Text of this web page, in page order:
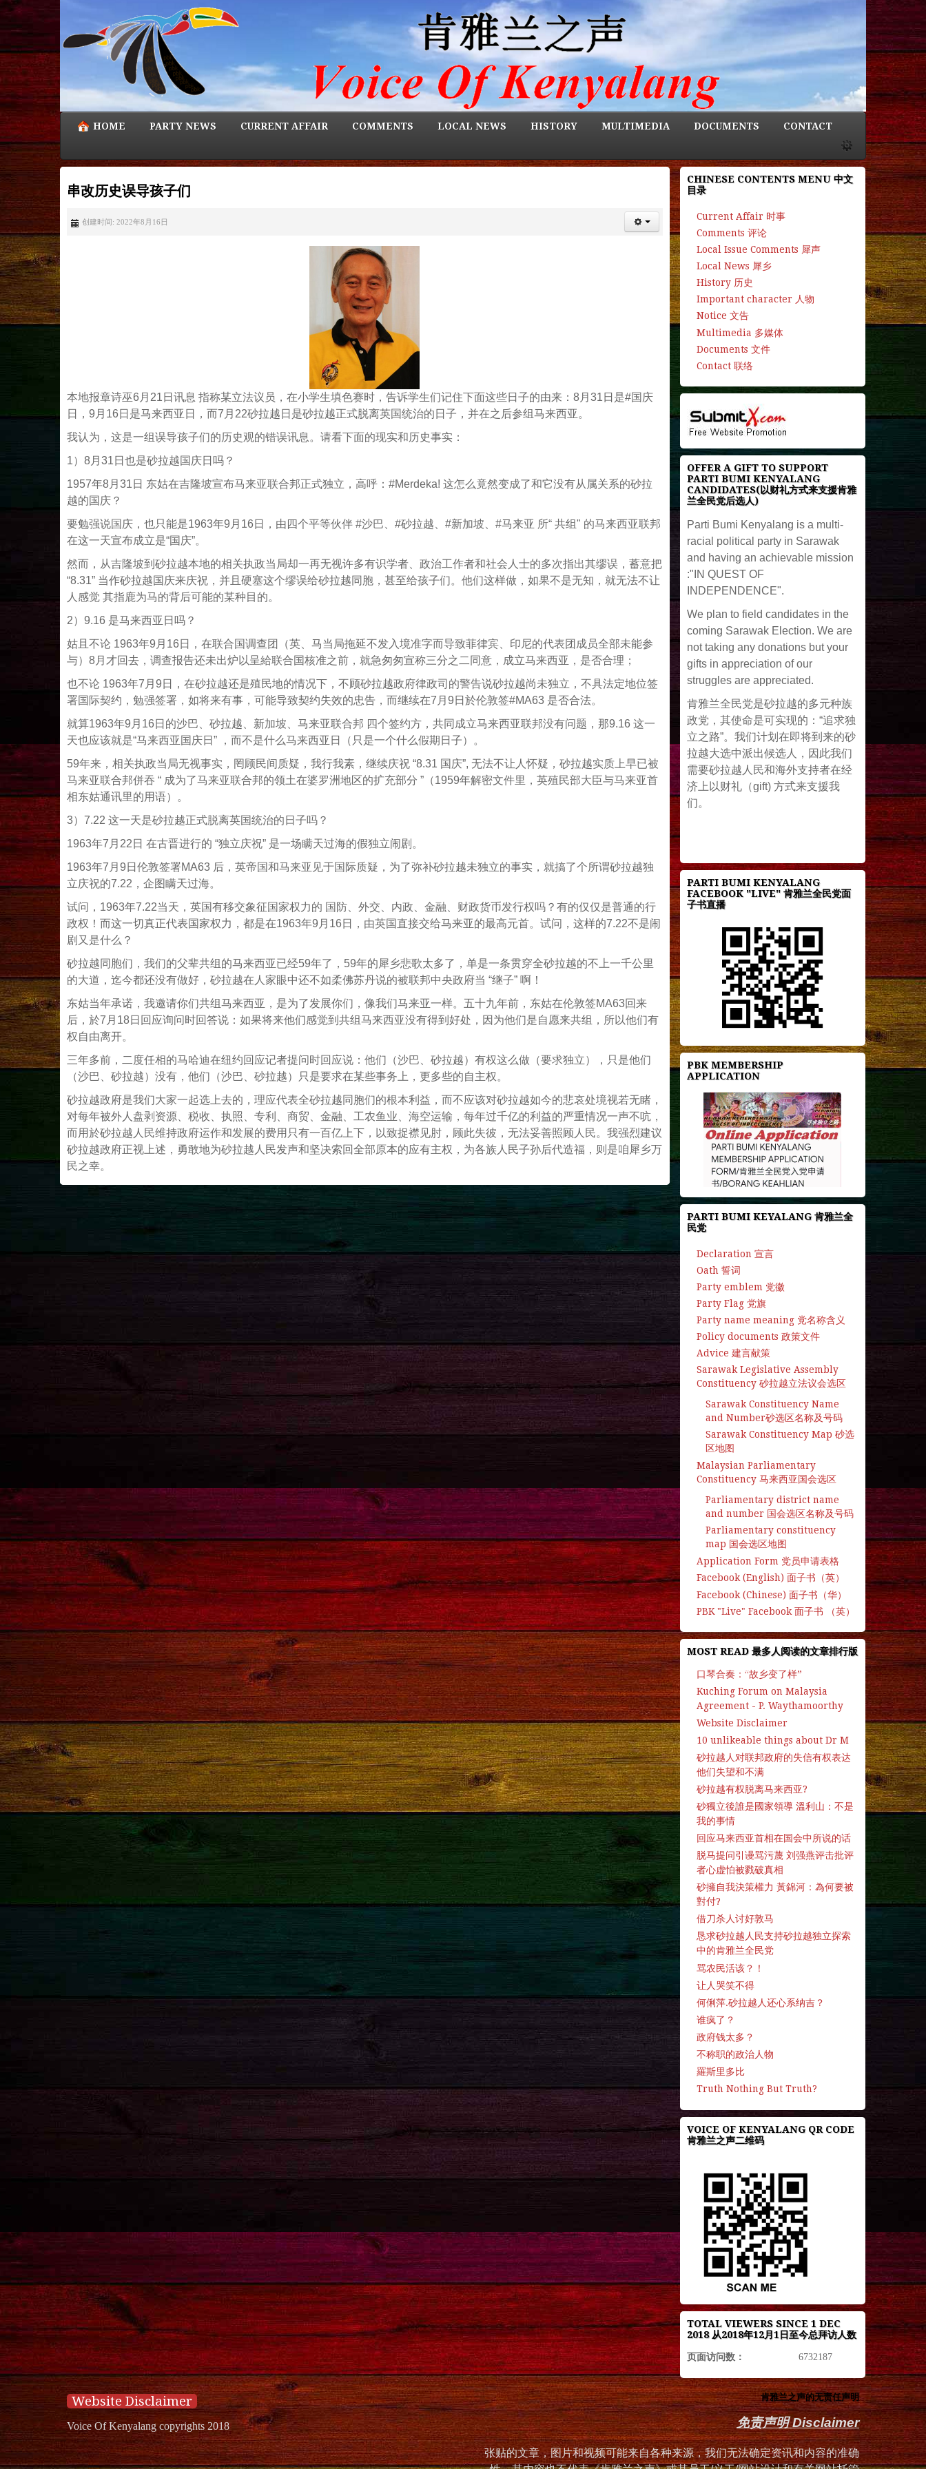
HOME PARTY NEWS CURRENT AFFAIR COMMENTS LOCAL NEWS HISTORY MULTIMEDIA DOCUMENTS CONTACT
串改历史误导孩子们
创建时间: 2022年8月16日
本地报章诗巫6月21日讯息 指称某立法议员，在小学生填色赛时，告诉学生们记住下面这些日子的由来：8月31日是#国庆
日，9月16日是马来西亚日，而7月22砂拉越日是砂拉越正式脱离英国统治的日子，并在之后参组马来西亚。
我认为，这是一组误导孩子们的历史观的错误讯息。请看下面的现实和历史事实：
1）8月31日也是砂拉越国庆日吗？
1957年8月31日 东姑在吉隆坡宣布马来亚联合邦正式独立，高呼：#Merdeka! 这怎么竟然变成了和它没有从属关系的砂拉
越的国庆？
要勉强说国庆，也只能是1963年9月16日，由四个平等伙伴 #沙巴、#砂拉越、#新加坡、#马来亚 所“ 共组" 的马来西亚联邦
在这一天宣布成立是“国庆”。
然而，从吉隆坡到砂拉越本地的相关执政当局却一再无视许多有识学者、政治工作者和社会人士的多次指出其缪误，蓄意把
“8.31” 当作砂拉越国庆来庆祝，并且硬塞这个缪误给砂拉越同胞，甚至给孩子们。他们这样做，如果不是无知，就无法不让
人感觉 其指鹿为马的背后可能的某种目的。
2）9.16 是马来西亚日吗？
姑且不论 1963年9月16日，在联合国调查团（英、马当局拖延不发入境准字而导致菲律宾、印尼的代表团成员全部未能参
与）8月才回去，调查报告还未出炉以呈給联合国核准之前，就急匆匆宣称三分之二同意，成立马来西亚，是否合理；
也不论 1963年7月9日，在砂拉越还是殖民地的情况下，不顾砂拉越政府律政司的警告说砂拉越尚未独立，不具法定地位签
署国际契约，勉强签署，如将来有事，可能导致契约失效的忠告，而继续在7月9日於伦敦签#MA63 是否合法。
就算1963年9月16日的沙巴、砂拉越、新加坡、马来亚联合邦 四个签约方，共同成立马来西亚联邦没有问题，那9.16 这一
天也应该就是“马来西亚国庆日” ，而不是什么马来西亚日（只是一个什么假期日子）。
59年来，相关执政当局无视事实，罔顾民间质疑，我行我素，继续庆祝 “8.31 国庆”, 无法不让人怀疑，砂拉越实质上早已被
马来亚联合邦併吞 “ 成为了马来亚联合邦的领土在婆罗洲地区的扩充部分 ”（1959年解密文件里，英殖民部大臣与马来亚首
相东姑通讯里的用语）。
3）7.22 这一天是砂拉越正式脱离英国统治的日子吗？
1963年7月22日 在古晋进行的 “独立庆祝” 是一场瞒天过海的假独立闹剧。
1963年7月9日伦敦签署MA63 后，英帝国和马来亚见于国际质疑，为了弥补砂拉越未独立的事实，就搞了个所谓砂拉越独
立庆祝的7.22，企图瞒天过海。
试问，1963年7.22当天，英国有移交象征国家权力的 国防、外交、内政、金融、财政货币发行权吗？有的仅仅是普通的行
政权！而这一切真正代表国家权力，都是在1963年9月16日，由英国直接交给马来亚的最高元首。试问，这样的7.22不是闹
剧又是什么？
砂拉越同胞们，我们的父辈共组的马来西亚已经59年了，59年的犀乡悲歌太多了，单是一条贯穿全砂拉越的不上一千公里
的大道，迄今都还没有做好，砂拉越在人家眼中还不如柔佛苏丹说的被联邦中央政府当 “继子” 啊！
东姑当年承诺，我邀请你们共组马来西亚，是为了发展你们，像我们马来亚一样。五十九年前，东姑在伦敦签MA63回来
后，於7月18日回应询问时回答说：如果将来他们感觉到共组马来西亚没有得到好处，因为他们是自愿来共组，所以他们有
权自由离开。
三年多前，二度任相的马哈迪在纽约回应记者提问时回应说：他们（沙巴、砂拉越）有权这么做（要求独立），只是他们
（沙巴、砂拉越）没有，他们（沙巴、砂拉越）只是要求在某些事务上，更多些的自主权。
砂拉越政府是我们大家一起选上去的，理应代表全砂拉越同胞们的根本利益，而不应该对砂拉越如今的悲哀处境视若无睹，
对每年被外人盘剥资源、税收、执照、专利、商贸、金融、工农鱼业、海空运输，每年过千亿的利益的严重情况一声不吭，
而用於砂拉越人民维持政府运作和发展的费用只有一百亿上下，以致捉襟见肘，顾此失彼，无法妥善照顾人民。我强烈建议
砂拉越政府正视上述，勇敢地为砂拉越人民发声和坚决索回全部原本的应有主权，为各族人民子孙后代造福，则是咱犀乡万
民之幸。
CHINESE CONTENTS MENU 中文
目录
Current Affair 时事
Comments 评论
Local Issue Comments 犀声
Local News 犀乡
History 历史
Important character 人物
Notice 文告
Multimedia 多媒体
Documents 文件
Contact 联络
OFFER A GIFT TO SUPPORT
PARTI BUMI KENYALANG
CANDIDATES(以财礼方式来支援肯雅
兰全民党后选人)
Parti Bumi Kenyalang is a multi-
racial political party in Sarawak
and having an achievable mission
:"IN QUEST OF
INDEPENDENCE".
We plan to field candidates in the
coming Sarawak Election. We are
not taking any donations but your
gifts in appreciation of our
struggles are appreciated.
肯雅兰全民党是砂拉越的多元种族
政党，其使命是可实现的：“追求独
立之路”。我们计划在即将到来的砂
拉越大选中派出候选人，因此我们
需要砂拉越人民和海外支持者在经
济上以财礼（gift) 方式来支援我
们。
PARTI BUMI KENYALANG
FACEBOOK "LIVE" 肯雅兰全民党面
子书直播
PBK MEMBERSHIP
APPLICATION
PARTI BUMI KEYALANG 肯雅兰全
民党
Declaration 宣言
Oath 誓词
Party emblem 党徽
Party Flag 党旗
Party name meaning 党名称含义
Policy documents 政策文件
Advice 建言献策
Sarawak Legislative Assembly
Constituency 砂拉越立法议会选区
Sarawak Constituency Name
and Number砂选区名称及号码
Sarawak Constituency Map 砂选
区地图
Malaysian Parliamentary
Constituency 马来西亚国会选区
Parliamentary district name
and number 国会选区名称及号码
Parliamentary constituency
map 国会选区地图
Application Form 党员申请表格
Facebook (English) 面子书（英）
Facebook (Chinese) 面子书（华）
PBK "Live" Facebook 面子书 （英）
MOST READ 最多人阅读的文章排行版
口琴合奏：“故乡变了样”
Kuching Forum on Malaysia
Agreement - P. Waythamoorthy
Website Disclaimer
10 unlikeable things about Dr M
砂拉越人对联邦政府的失信有权表达
他们失望和不满
砂拉越有权脱离马来西亚?
砂獨立後誰是國家領導 溫利山：不是
我的事情
回应马来西亚首相在国会中所说的话
脱马提问引谩骂污蔑 刘强燕评击批评
者心虚怕被戮破真相
砂擁自我決策權力 黃錦河：為何要被
對付?
借刀杀人讨好敦马
恳求砂拉越人民支持砂拉越独立探索
中的肯雅兰全民党
骂农民活该？！
让人哭笑不得
何俐萍.砂拉越人还心系纳吉？
谁疯了？
政府钱太多？
不称职的政治人物
羅斯里多比
Truth Nothing But Truth?
VOICE OF KENYALANG QR CODE
肯雅兰之声二维码
TOTAL VIEWERS SINCE 1 DEC
2018 从2018年12月1日至今总拜访人数
页面访问数： 6732187
Website Disclaimer
Voice Of Kenyalang copyrights 2018
肯雅兰之声的无责任声明
免责声明 Disclaimer
张贴的文章，图片和视频可能来自各种来源，我们无法确定资讯和内容的准确